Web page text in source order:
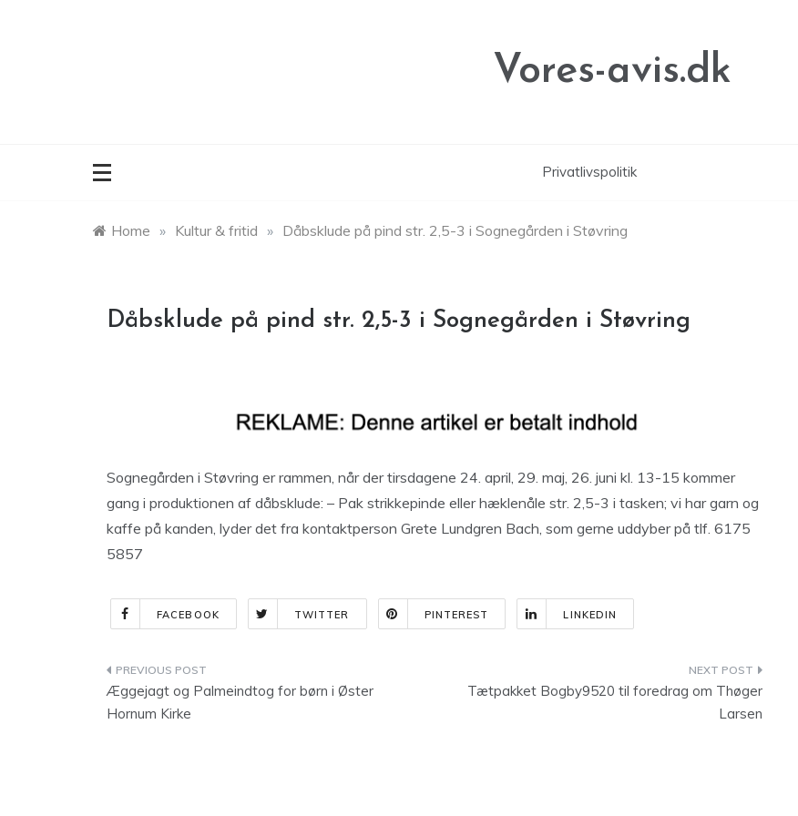
Vores-avis.dk
Privatlivspolitik
Home » Kultur & fritid » Dåbsklude på pind str. 2,5-3 i Sognegården i Støvring
Dåbsklude på pind str. 2,5-3 i Sognegården i Støvring
Sognegården i Støvring er rammen, når der tirsdagene 24. april, 29. maj, 26. juni kl. 13-15 kommer
gang i produktionen af dåbsklude: – Pak strikkepinde eller hæklenåle str. 2,5-3 i tasken; vi har garn og
kaffe på kanden, lyder det fra kontaktperson Grete Lundgren Bach, som gerne uddyber på tlf. 6175
5857
FACEBOOK TWITTER PINTEREST LINKEDIN
Indlægsnavigation
Æggejagt og Palmeindtog for børn i Øster
Hornum Kirke
Tætpakket Bogby9520 til foredrag om Thøger
Larsen